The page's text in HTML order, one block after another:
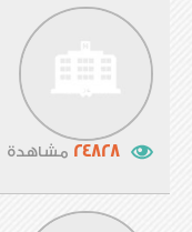
24828 مشاهدة